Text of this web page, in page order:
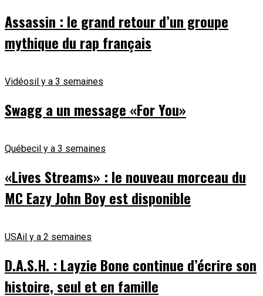
Assassin : le grand retour d’un groupe
mythique du rap français
Vidéosil y a 3 semaines
Swagg a un message «For You»
Québecil y a 3 semaines
«Lives Streams» : le nouveau morceau du
MC Eazy John Boy est disponible
USAil y a 2 semaines
D.A.S.H. : Layzie Bone continue d’écrire son
histoire, seul et en famille